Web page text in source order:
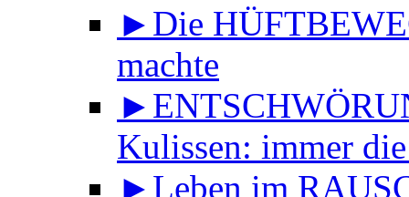
►Die
machte
Kulissen: immer
►Leben im